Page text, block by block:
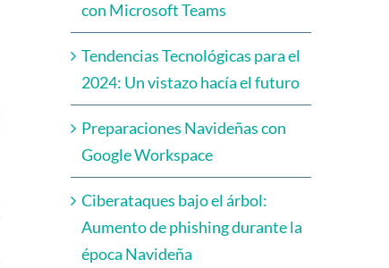
con Microsoft Teams
Tendencias Tecnológicas para el
2024: Un vistazo hacía el futuro
Preparaciones Navideñas con
Google Workspace
Ciberataques bajo el árbol:
Aumento de phishing durante la
época Navideña